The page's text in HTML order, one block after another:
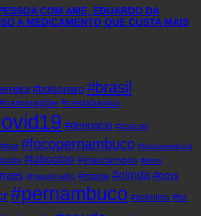
COM AME, EDUARDO DA
A MEDICAMENTO QUE CUSTA MAIS
#bolsonaro #brasil
#camaragibe #cestabasica
#denuncia #doacao
#focopernambuco #fundaoeleitoral
#jaboatao #joaocampos #leitos
#miguelcoelho #mppe #olinda #oms
#pernambuco #petrolina #pt